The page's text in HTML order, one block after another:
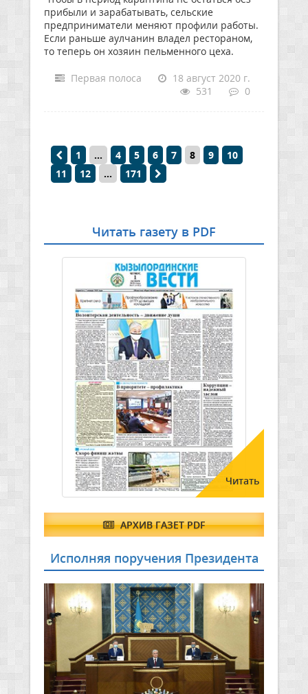
прибыли и зарабатывать, сельские
предприниматели меняют профили работы.
Если раньше аулчанин владел рестораном,
то теперь он хозяин пельменного цеха.
Первая полоса
18 август 2020 г.
531
0
1 ... 4 5 6 7 8 9
10
11
12 ... 171
Читать газету в PDF
Читать
АРХИВ ГАЗЕТ PDF
Исполняя поручения Президента